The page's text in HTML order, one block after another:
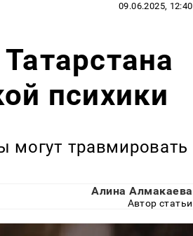
09.06.2025, 12:40
психики
могут травмировать
Алина Алмакаева
Автор статьи